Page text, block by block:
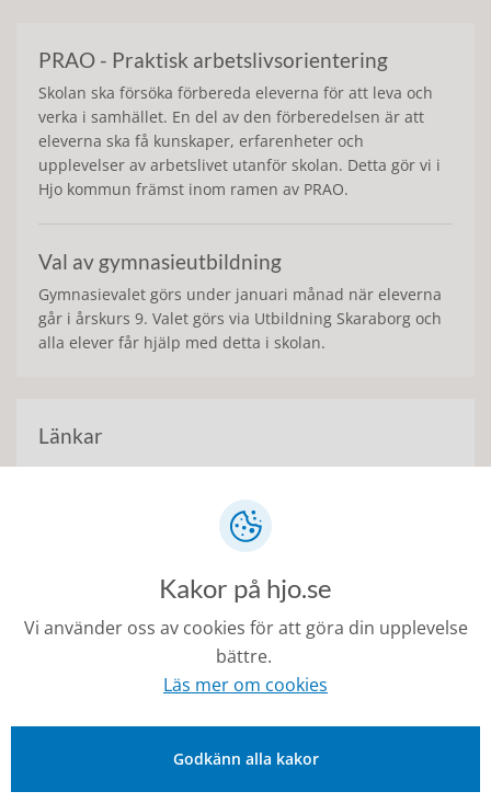
PRAO - Praktisk arbetslivsorientering
Skolan ska försöka förbereda eleverna för att leva och
verka i samhället. En del av den förberedelsen är att
eleverna ska få kunskaper, erfarenheter och
upplevelser av arbetslivet utanför skolan. Detta gör vi i
Hjo kommun främst inom ramen av PRAO.
Val av gymnasieutbildning
Gymnasievalet görs under januari månad när eleverna
går i årskurs 9. Valet görs via Utbildning Skaraborg och
alla elever får hjälp med detta i skolan.
Länkar
Kakor på hjo.se
Vi använder oss av cookies för att göra din upplevelse
bättre.
Läs mer om cookies
Godkänn alla kakor